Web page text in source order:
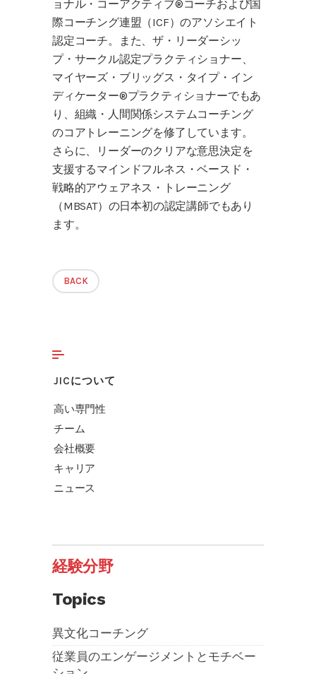
ョナル・コーアクティブ®コーチおよび国
際コーチング連盟（ICF）のアソシエイト
認定コーチ。また、ザ・リーダーシッ
プ・サークル認定プラクティショナー、
マイヤーズ・ブリッグス・タイプ・イン
ディケーター®プラクティショナーでもあ
り、組織・人間関係システムコーチング
のコアトレーニングを修了しています。
さらに、リーダーのクリアな意思決定を
支援するマインドフルネス・ベースド・
戦略的アウェアネス・トレーニング
（MBSAT）の日本初の認定講師でもあり
ます。
BACK
JICについて
高い専門性
チーム
会社概要
キャリア
ニュース
経験分野
Topics
異文化コーチング
従業員のエンゲージメントとモチベー